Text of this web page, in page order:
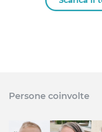
Persone coinvolte